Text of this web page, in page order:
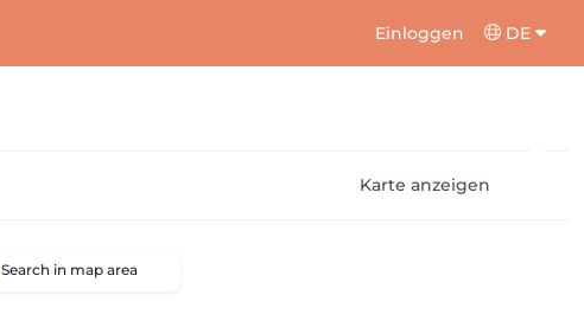
Einloggen DE
Karte anzeigen
Search in map area